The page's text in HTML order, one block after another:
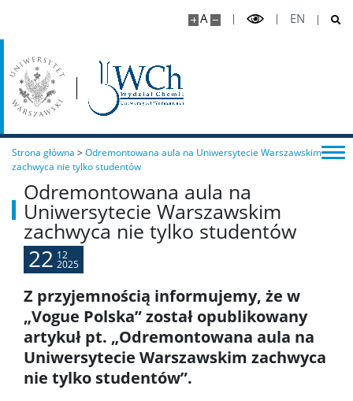
A EN
Studia w ramach MISMaP
Studia podyplomowe
Dziekanat Studencki
Pełnomocniczka ds. osób ze specjalnymi
potrzebami edukacyjnymi
Sprawy socjalne/Stypendia
Samorząd Studencki
Praktyki Studenckie
Strona główna >Odremontowana aula na Uniwersytecie Warszawskim
zachwyca nie tylko studentów
Odremontowana aula na
Uniwersytecie Warszawskim
zachwyca nie tylko studentów
22 12
2025
Z przyjemnością informujemy, że w
„Vogue Polska” został opublikowany
artykuł pt. „Odremontowana aula na
Uniwersytecie Warszawskim zachwyca
nie tylko studentów”.